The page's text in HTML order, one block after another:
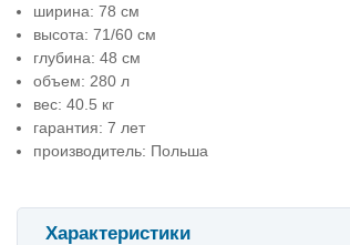
ширина: 78 см
высота: 71/60 см
глубина: 48 см
объем: 280 л
вес: 40.5 кг
гарантия: 7 лет
производитель: Польша
Характеристики